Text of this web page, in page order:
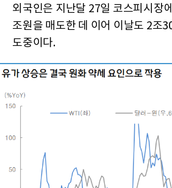
외국인은 지난달 27일 코스피시장
조원을 매도한 데 이어 이날도 2조
도중이다.